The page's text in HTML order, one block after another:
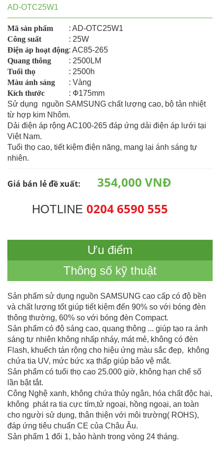
AD-OTC25W1
Mã sản phẩm
: AD-OTC25W1
Công suất
: 25W
Điện áp hoạt động: AC85-265
Quang thông
: 2500LM
Tuổi thọ
: 2500h
Màu ánh sáng
: Vàng
Kích thước
: Ф175mm
Sử dụng nguồn SAMSUNG chất lượng cao, bộ tản nhiệt
từ hợp kim Nhôm.
Dải điện áp rộng AC100-265 đáp ứng dải điện áp lưới tại
Việt Nam.
Tuổi thọ cao, tiết kiệm điện năng, mang lại ánh sáng tự
nhiên.
Giá bán lẻ đề xuất: 354,000 VNĐ
HOTLINE 0204 6590 555
Ưu điểm
Thông số kỹ thuật
Sản phẩm sử dụng nguồn SAMSUNG cao cấp có độ bền
và chất lượng tốt giúp tiết kiệm đến 90% so với bóng đèn
thông thường, 60% so với bóng đèn Compact.
Sản phẩm có độ sáng cao, quang thông ... giúp tạo ra ánh
sáng tự nhiên không nhấp nháy, mát mẻ, không có đèn
Flash, khuếch tán rộng cho hiệu ứng màu sắc đẹp, không
chứa tia UV, mức bức xạ thấp giúp bảo vệ mắt.
Sản phẩm có tuổi thọ cao 25.000 giờ, không hạn chế số
lần bật tắt.
Công Nghệ xanh, không chứa thủy ngân, hóa chất độc hại,
không phát ra tia cực tím,tử ngoại, hồng ngoại, an toàn
cho người sử dụng, thân thiện với môi trường( ROHS),
đáp ứng tiêu chuẩn CE của Châu Âu.
Sản phẩm 1 đổi 1, bảo hành trong vòng 24 tháng.